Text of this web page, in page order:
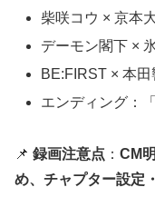
柴咲コウ × 京本
デーモン閣下 ×
BE:FIRST × 本田
エンディング：
📌 録画注意点 ： CM
め、チャプター設定